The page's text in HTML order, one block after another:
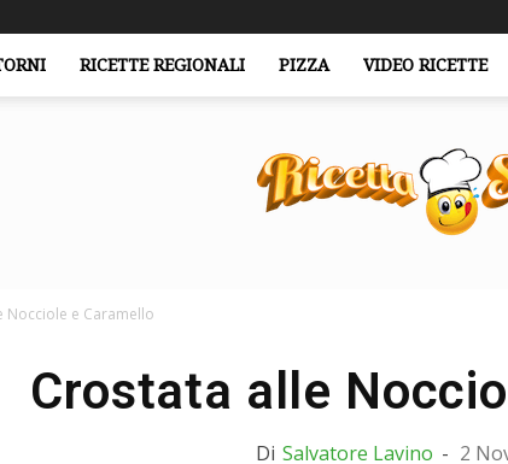
RICETTE REGIONALI PIZZA VIDEO RICETTE
Nocciole e Caramello
Crostata alle
Di Salvatore Lavino - 2